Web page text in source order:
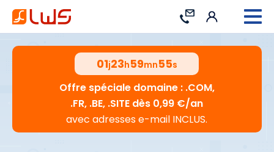
Contact Connexion
01j23h59mn54s
Offre spéciale domaine : .COM,
.FR, .BE, .SITE dès 0,99 €/an
avec adresses e-mail INCLUS.